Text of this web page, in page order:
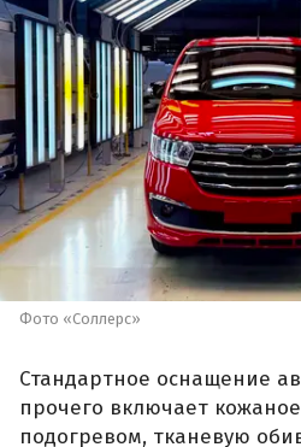
Фото «Соллерс»
Стандартное оснащение
прочего включает
подогревом, тканевую